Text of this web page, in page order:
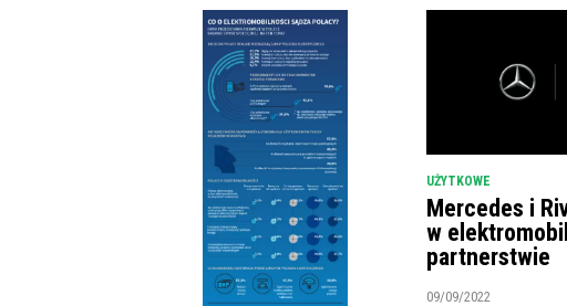
UŻYTKOWE
Mercedes i
w
partnerstwie
09/09/2022